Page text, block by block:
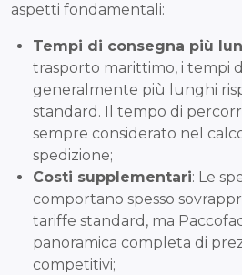
aspetti fondamentali:
Tempi di consegna più
trasporto marittimo, i tempi
generalmente più lunghi
standard. Il tempo di
sempre considerato nel
spedizione;
Costi supplementari: Le
comportano spesso
tariffe standard, ma
panoramica completa di
competitivi;